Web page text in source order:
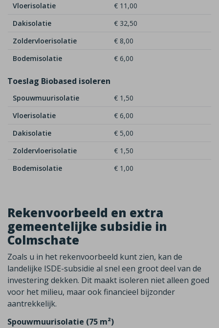
Vloerisolatie
€ 11,00
Dakisolatie
€ 32,50
Zoldervloerisolatie
€ 8,00
Bodemisolatie
€ 6,00
Toeslag Biobased isoleren
Spouwmuurisolatie
€ 1,50
Vloerisolatie
€ 6,00
Dakisolatie
€ 5,00
Zoldervloerisolatie
€ 1,50
Bodemisolatie
€ 1,00
Rekenvoorbeeld en extra
gemeentelijke subsidie in
Colmschate
Zoals u in het rekenvoorbeeld kunt zien, kan de
landelijke ISDE-subsidie al snel een groot deel van de
investering dekken. Dit maakt isoleren niet alleen goed
voor het milieu, maar ook financieel bijzonder
aantrekkelijk.
Spouwmuurisolatie (75 m²)